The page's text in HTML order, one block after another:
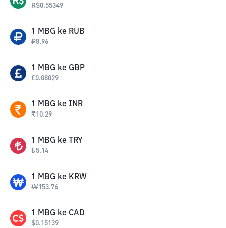
R$0.55349
1 MBG ke RUB
₽8.96
1 MBG ke GBP
£0.08029
1 MBG ke INR
₹10.29
1 MBG ke TRY
₺5.14
1 MBG ke KRW
₩153.76
1 MBG ke CAD
$0.15139